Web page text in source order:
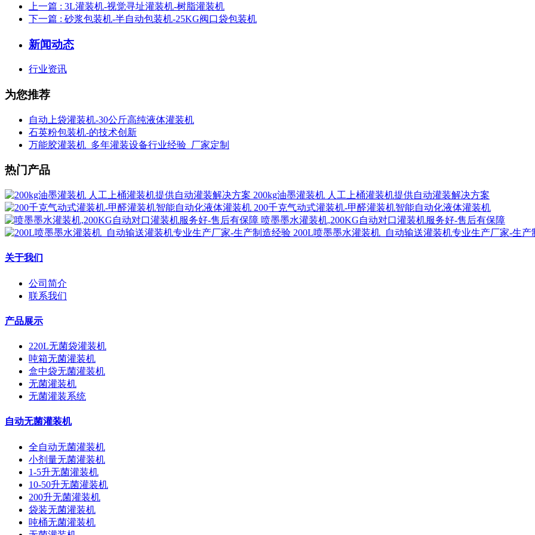
上一篇 : 3L灌装机-视觉寻址灌装机-树脂灌装机
下一篇 : 砂浆包装机-半自动包装机-25KG阀口袋包装机
新闻动态
行业资讯
为您推荐
自动上袋灌装机-30公斤高纯液体灌装机
石英粉包装机-的技术创新
万能胶灌装机_多年灌装设备行业经验_厂家定制
热门产品
200kg油墨灌装机 人工上桶灌装机提供自动灌装解决方案
200千克气动式灌装机-甲醛灌装机智能自动化液体灌装机
喷墨墨水灌装机,200KG自动对口灌装机服务好-售后有保障
200L喷墨墨水灌装机_自动输送灌装机专业生产厂家-生产
关于我们
公司简介
联系我们
产品展示
220L无菌袋灌装机
吨箱无菌灌装机
盒中袋无菌灌装机
无菌灌装机
无菌灌装系统
自动无菌灌装机
全自动无菌灌装机
小剂量无菌灌装机
1-5升无菌灌装机
10-50升无菌灌装机
200升无菌灌装机
袋装无菌灌装机
吨桶无菌灌装机